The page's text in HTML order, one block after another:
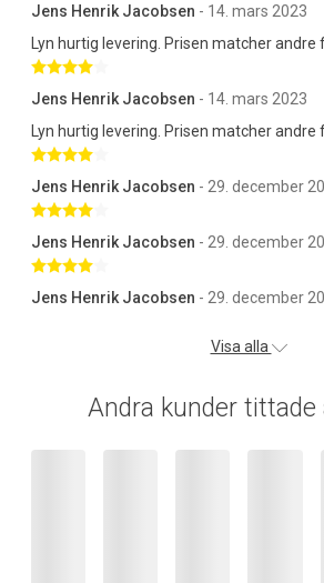
Jens Henrik Jacobsen - 14. mars 2023
Lyn hurtig levering. Prisen matcher
Jens Henrik Jacobsen - 14. mars 2023
Lyn hurtig levering. Prisen matcher
Jens Henrik Jacobsen - 29. december
Jens Henrik Jacobsen - 29. december
Jens Henrik Jacobsen - 29. december
Visa alla
Andra kunder tittade